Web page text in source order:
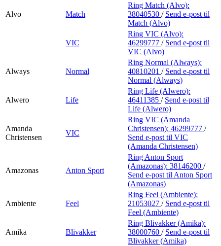
Alvo Match
Ring Match (Alvo):
38040530 / Send e-post til
Match (Alvo)
VIC
Ring VIC (Alvo):
46299777 / Send e-post til
VIC (Alvo)
Always Normal
Ring Normal (Always):
40810201 / Send e-post til
Normal (Always)
Alwero Life
Ring Life (Alwero):
46411385 / Send e-post til
Life (Alwero)
Amanda
Christensen
VIC
Ring VIC (Amanda
Christensen): 46299777 /
Send e-post til VIC
(Amanda Christensen)
Amazonas Anton Sport
Ring Anton Sport
(Amazonas): 38146200 /
Send e-post til Anton Sport
(Amazonas)
Ambiente Feel
Ring Feel (Ambiente):
21053027 / Send e-post til
Feel (Ambiente)
Amika Blivakker
Ring Blivakker (Amika):
38000760 / Send e-post til
Blivakker (Amika)